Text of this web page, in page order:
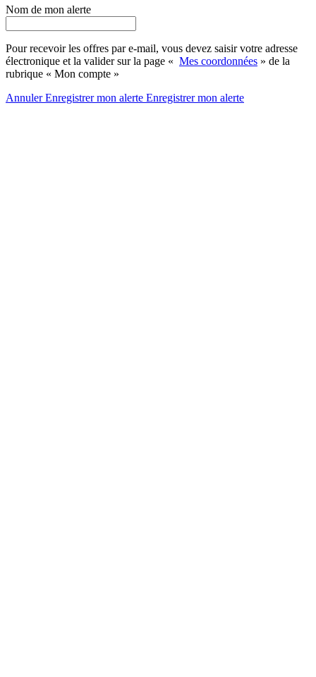
Nom de mon alerte
Pour recevoir les offres par e-mail, vous devez saisir votre adresse
électronique et la valider sur la page « Mes coordonnées » de la
rubrique « Mon compte »
AnnulerEnregistrer mon alerte Enregistrermon alerte